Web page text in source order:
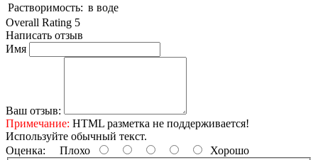
Растворимость: в воде
Overall Rating 5
Написать отзыв
Имя
Ваш отзыв:
Примечание: HTML разметка не поддерживается!
Используйте обычный текст.
Оценка: Плохо
Хорошо